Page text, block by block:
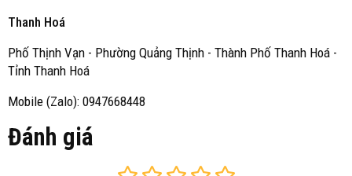
Thanh Hoá
Phố Thịnh Vạn - Phường Quảng Thịnh - Thành Phố Thanh Hoá -
Tỉnh Thanh Hoá
Mobile (Zalo): 0947668448
Đánh giá